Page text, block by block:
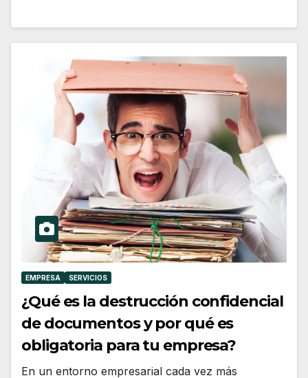
EMPRESA SERVICIOS
¿Qué es la destrucción confidencial
de documentos y por qué es
obligatoria para tu empresa?
En un entorno empresarial cada vez más